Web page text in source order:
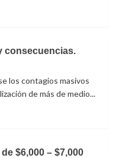
consecuencias.
los contagios masivos
de más de medio...
$6,000 – $7,000